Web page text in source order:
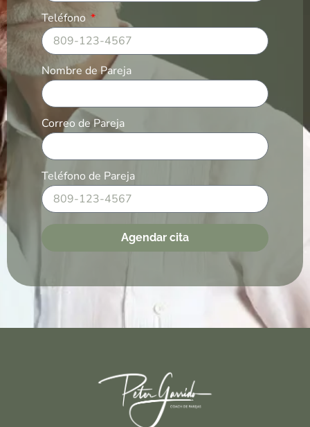
Teléfono
Nombre de Pareja
Correo de Pareja
Teléfono de Pareja
Agendar cita